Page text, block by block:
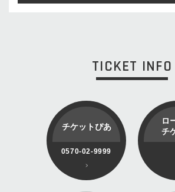
TICKET INFO
チケットぴあ
0570-02-9999
ロ
チ